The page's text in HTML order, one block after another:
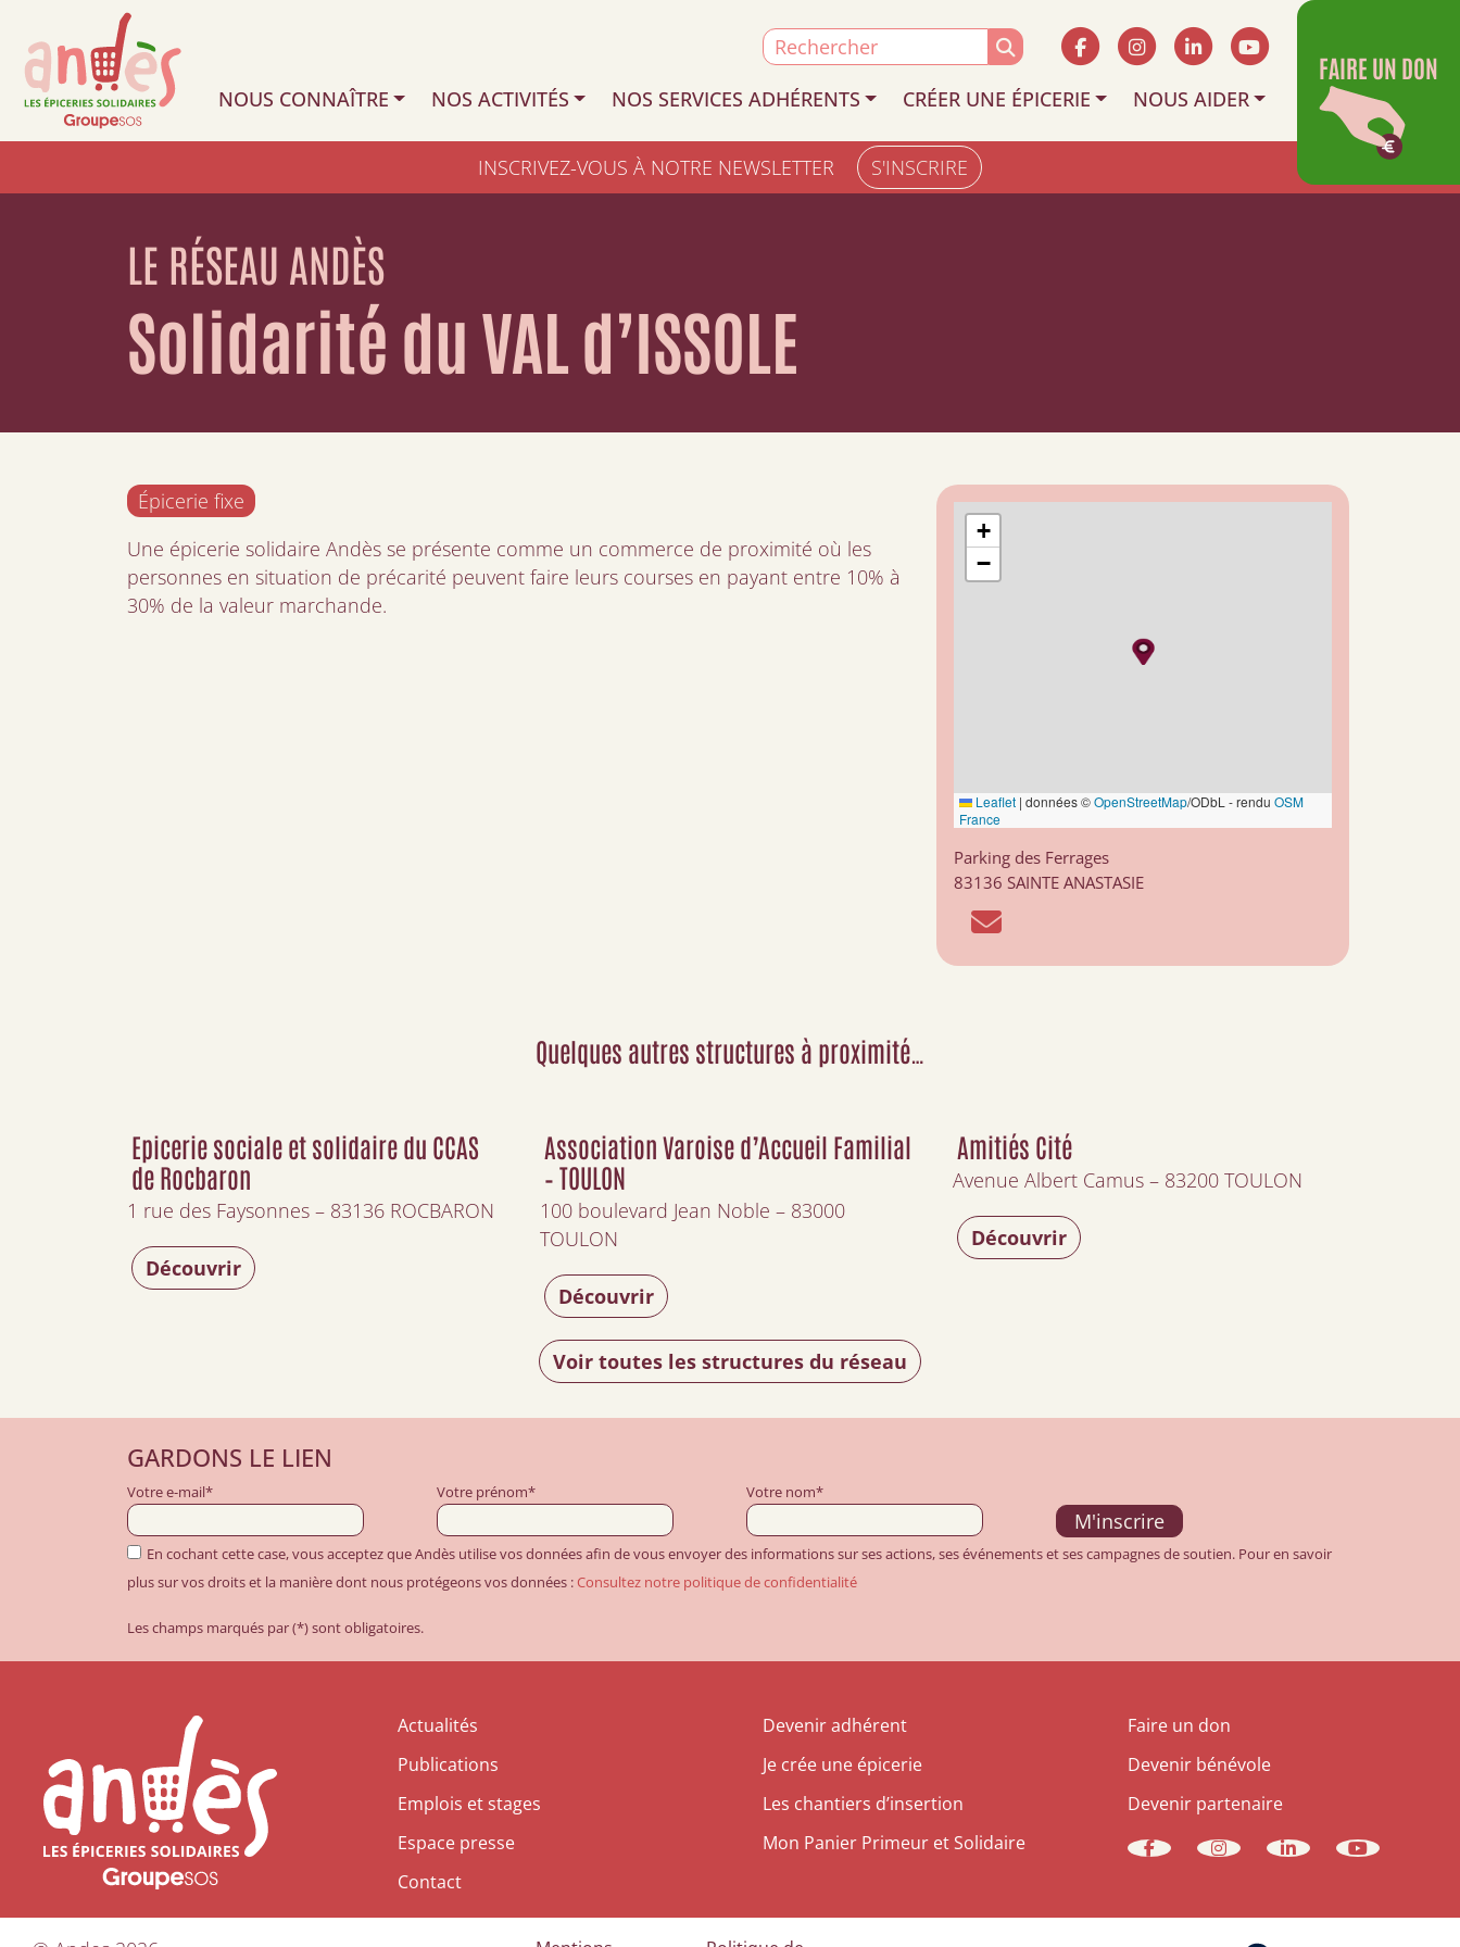
Search
for:
NOUS CONNAÎTRE
NOS ACTIVITÉS NOS SERVICES ADHÉRENTS CRÉER UNE ÉPICERIE NOUS AIDER
INSCRIVEZ-VOUS À NOTRE NEWSLETTER S'INSCRIRE
FAIRE UN DON
LE RÉSEAU ANDÈS
Solidarité du VAL d’ISSOLE
Épicerie fixe
Une épicerie solidaire Andès se présente comme un commerce de proximité où les
personnes en situation de précarité peuvent faire leurs courses en payant entre 10% à
30% de la valeur marchande.
+
−
Leaflet | données ©OpenStreetMap/ODbL - rendu OSM
France
Parking des Ferrages
83136 SAINTE ANASTASIE
Quelques autres structures à proximité…
Epicerie sociale et solidaire du CCAS
de Rocbaron
1 rue des Faysonnes – 83136 ROCBARON
Découvrir
Association Varoise d’Accueil Familial
– TOULON
100 boulevard Jean Noble – 83000
TOULON
Découvrir
Amitiés Cité
Avenue Albert Camus – 83200 TOULON
Découvrir
Voir toutes les structures du réseau
GARDONS LE LIEN
Votre e-mail* Votre prénom* Votre nom*
En cochant cette case, vous acceptez que Andès utilise vos données afin de vous envoyer des informations sur ses actions, ses événements et ses campagnes de soutien. Pour en savoir
plus sur vos droits et la manière dont nous protégeons vos données :Consultez notre politique de confidentialité
Les champs marqués par (*) sont obligatoires.
Actualités
Publications
Emplois et stages
Espace presse
Contact
Devenir adhérent
Je crée une épicerie
Les chantiers d’insertion
Mon Panier Primeur et Solidaire
Faire un don
Devenir bénévole
Devenir partenaire